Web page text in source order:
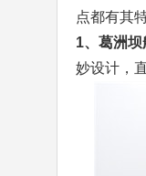
点都有其
1、葛洲坝
妙设计，